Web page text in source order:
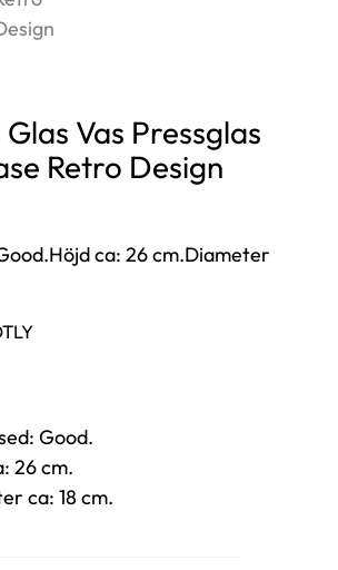
Vas Pressglas
Retro Design
ca: 26 cm.Diameter
Good.
26 cm.
ca: 18 cm.